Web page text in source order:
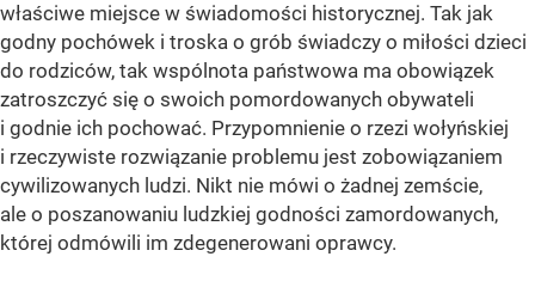
właściwe miejsce w świadomości historycznej. Tak jak
godny pochówek i troska o grób świadczy o miłości dzieci
do rodziców, tak wspólnota państwowa ma obowiązek
zatroszczyć się o swoich pomordowanych obywateli
i godnie ich pochować. Przypomnienie o rzezi wołyńskiej
i rzeczywiste rozwiązanie problemu jest zobowiązaniem
cywilizowanych ludzi. Nikt nie mówi o żadnej zemście,
ale o poszanowaniu ludzkiej godności zamordowanych,
której odmówili im zdegenerowani oprawcy.